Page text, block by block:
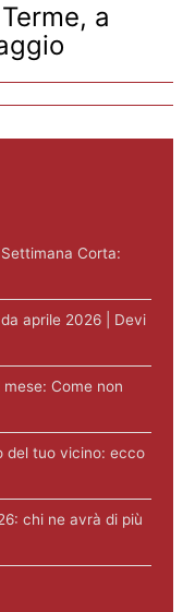
a
Corta:
aprile 2026 | Devi
mese: Come non
del tuo vicino: ecco
chi ne avrà di più